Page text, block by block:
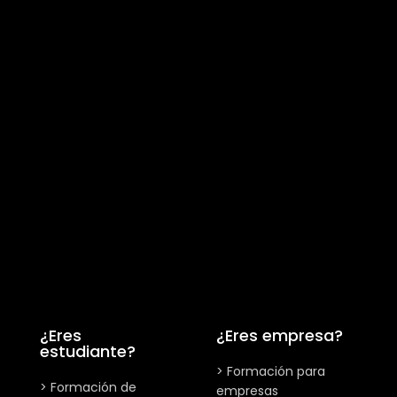
¿Eres
estudiante?
> Formación de
¿Eres empresa?
> Formación para
empresas